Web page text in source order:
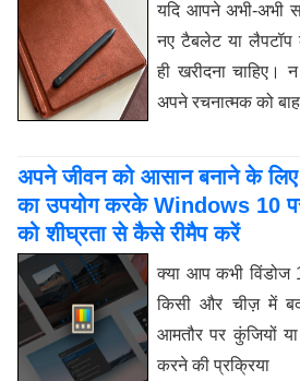
यदि आपने अभी-अभी
नए टैबलेट या
ही खरीदना
अपने रचनात्मक को
अपने जीवन को आसान बनाने के
का उपयोग करके Windows 10
को शीघ्रता से कैसे रीमैप करें
क्या आप कभी विंडोज
किसी और चीज़ में
आमतौर पर कुंजियों या
करने की प्रक्रिया